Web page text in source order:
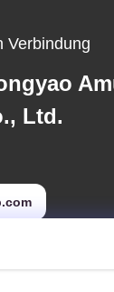
Verbindung
Ltd.